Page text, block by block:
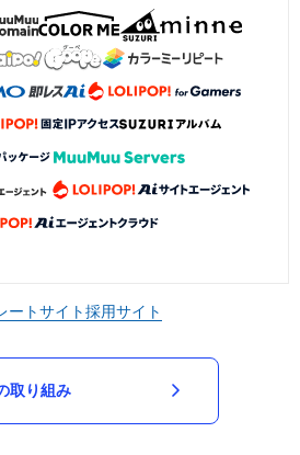
ートサイト採用サイト
取り組み